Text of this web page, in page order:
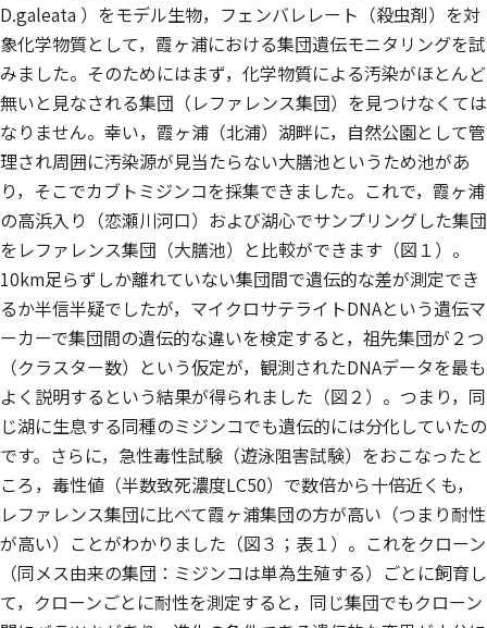
D.galeata ）をモデル生物，フェンバレレート（殺虫剤）を対
象化学物質として，霞ヶ浦における集団遺伝モニタリングを試
みました。そのためにはまず，化学物質による汚染がほとんど
無いと見なされる集団（レファレンス集団）を見つけなくては
なりません。幸い，霞ヶ浦（北浦）湖畔に，自然公園として管
理され周囲に汚染源が見当たらない大膳池というため池があ
り，そこでカブトミジンコを採集できました。これで，霞ヶ浦
の高浜入り（恋瀬川河口）および湖心でサンプリングした集団
をレファレンス集団（大膳池）と比較ができます（図１）。
10km足らずしか離れていない集団間で遺伝的な差が測定でき
るか半信半疑でしたが，マイクロサテライトDNAという遺伝マ
ーカーで集団間の遺伝的な違いを検定すると，祖先集団が２つ
（クラスター数）という仮定が，観測されたDNAデータを最も
よく説明するという結果が得られました（図２）。つまり，同
じ湖に生息する同種のミジンコでも遺伝的には分化していたの
です。さらに，急性毒性試験（遊泳阻害試験）をおこなったと
ころ，毒性値（半数致死濃度LC50）で数倍から十倍近くも，
レファレンス集団に比べて霞ヶ浦集団の方が高い（つまり耐性
が高い）ことがわかりました（図３；表１）。これをクローン
（同メス由来の集団：ミジンコは単為生殖する）ごとに飼育し
て，クローンごとに耐性を測定すると，同じ集団でもクローン